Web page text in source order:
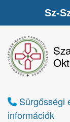
Sürgősségi
információk
Sz-